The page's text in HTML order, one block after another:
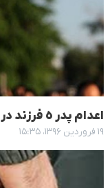
اعدام پدر ٥ فرزند در خرم‌آباد
۱۹ فروردین ۱۳۹۶، ۱۵:۳۵